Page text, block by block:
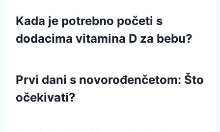
Kada je potrebno početi s
dodacima vitamina D za bebu?
Prvi dani s novorođenčetom: Što
očekivati?